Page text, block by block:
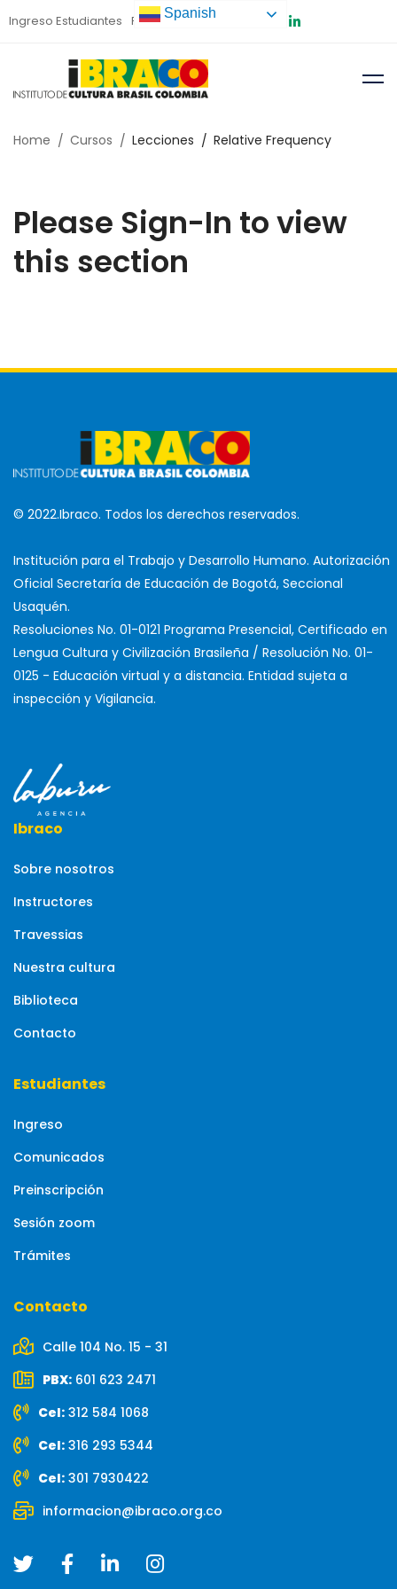
Ingreso Estudiantes Preinscripción
Home Cursos Lecciones Relative Frequency
Please Sign-In to view
this section
© 2022.Ibraco. Todos los derechos reservados.
Institución para el Trabajo y Desarrollo Humano. Autorización
Oficial Secretaría de Educación de Bogotá, Seccional
Usaquén.
Resoluciones No. 01-0121 Programa Presencial, Certificado en
Lengua Cultura y Civilización Brasileña / Resolución No. 01-
0125 - Educación virtual y a distancia. Entidad sujeta a
inspección y Vigilancia.
Ibraco
Sobre nosotros
Instructores
Travessias
Nuestra cultura
Biblioteca
Contacto
Estudiantes
Ingreso
Comunicados
Preinscripción
Sesión zoom
Trámites
Contacto
Calle 104 No. 15 - 31
PBX: 601 623 2471
Cel: 312 584 1068
Cel: 316 293 5344
Cel: 301 7930422
informacion@ibraco.org.co
Spanish